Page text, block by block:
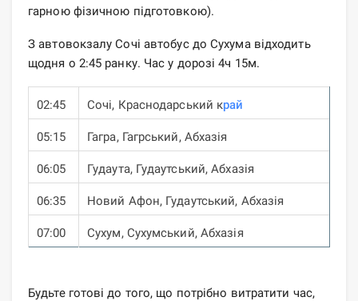
гарною фізичною підготовкою).
З автовокзалу Сочі автобус до Сухума відходить
щодня о 2:45 ранку. Час у дорозі 4ч 15м.
02:45 Сочі, Краснодарський край
05:15 Гагра, Гагрський, Абхазія
06:05 Гудаута, Гудаутський, Абхазія
06:35 Новий Афон, Гудаутський, Абхазія
07:00 Сухум, Сухумський, Абхазія
Будьте готові до того, що потрібно витратити час,